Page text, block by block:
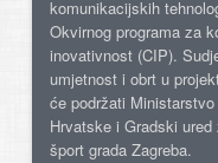
komunikacijskih
Okvirnog programa za
inovativnost (CIP).
umjetnost i obrt u
će podržati
Hrvatske i Gradski
šport grada Zagreba.